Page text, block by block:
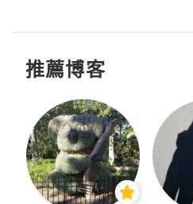
推薦博客